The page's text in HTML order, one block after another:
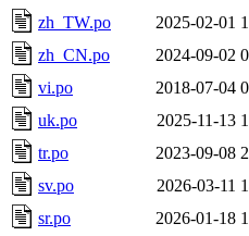
zh_TW.po
2025-02-01
zh_CN.po
2024-09-02
vi.po
2018-07-04
uk.po
2025-11-13
tr.po
2023-09-08
sv.po
2026-03-11
sr.po
2026-01-18